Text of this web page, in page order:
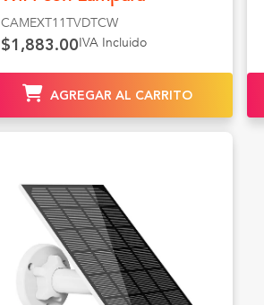
CAMEXT11TVDTCW
$1,883.00IVA Incluido
AGREGAR AL CARRITO